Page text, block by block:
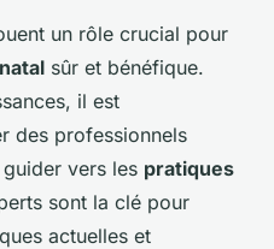
un rôle crucial pour
sûr et bénéfique.
il est
des professionnels
vers les pratiques
sont la clé pour
actuelles et